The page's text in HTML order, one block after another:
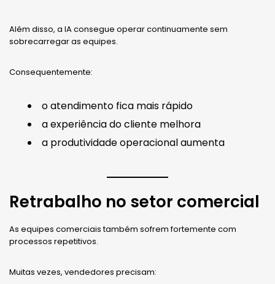
Além disso, a IA consegue operar continuamente sem
sobrecarregar as equipes.
Consequentemente:
o atendimento fica mais rápido
a experiência do cliente melhora
a produtividade operacional aumenta
Retrabalho no setor comercial
As equipes comerciais também sofrem fortemente com
processos repetitivos.
Muitas vezes, vendedores precisam: